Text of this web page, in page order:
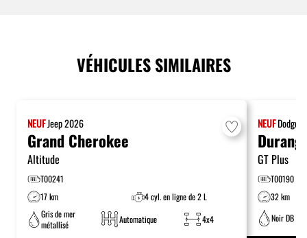
VÉHICULES SIMILAIRES
NEUFJeep2026
Grand Cherokee
Altitude
T00241
17 km
4 cyl. en ligne de 2 L
Gris de mer
métallisé
Automatique 4x4
NEUFDodge
GT Plus
T00190
32 km
Noir DB